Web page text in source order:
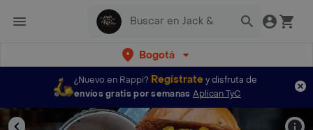
Bogotá
¿Nuevo en Rappi? Regístratey disfruta de
envíos gratis por semanas Aplican TyC